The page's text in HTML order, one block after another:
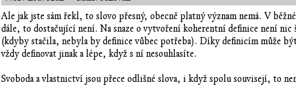
Ale jak jste sám řekl, to slovo přesný, obecně platný význam nemá. V
dále, to dostačující není. Na snaze o vytvoření koherentní definice není
(kdyby stačila, nebyla by definice vůbec potřeba). Díky definicím může
vždy definovat jinak a lépe, když s ní nesouhlasíte.
Svoboda a vlastnictví jsou přece odlišné slova, i když spolu souvisejí, to